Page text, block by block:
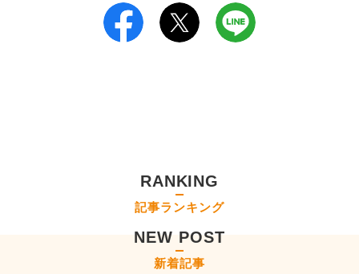
RANKING
記事ランキング
NEW POST
新着記事